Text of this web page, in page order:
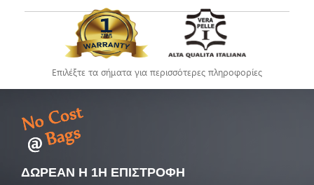
Επιλέξτε τα σήματα για περισσότερες πληροφορίες
ΔΩΡΕΑΝ Η 1Η ΕΠΙΣΤΡΟΦΗ